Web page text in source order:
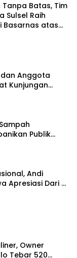
Tanpa Batas, Tim
Sulsel Raih
Basarnas atas
dan Anggota
Kunjungan
yang Baru
Publik
Andi
Apresiasi Dari
Owner
Tebar 520